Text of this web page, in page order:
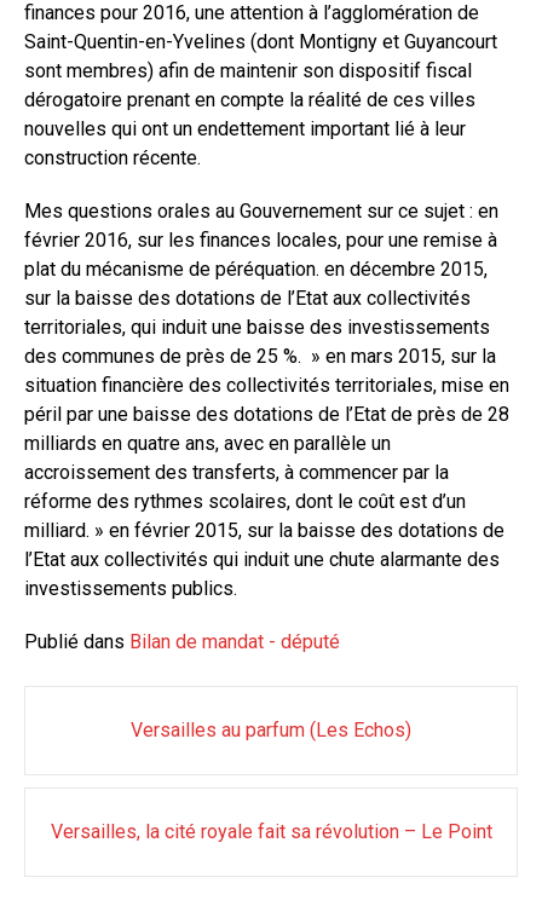
finances pour 2016, une attention à l’agglomération de
Saint-Quentin-en-Yvelines (dont Montigny et Guyancourt
sont membres) afin de maintenir son dispositif fiscal
dérogatoire prenant en compte la réalité de ces villes
nouvelles qui ont un endettement important lié à leur
construction récente.
Mes questions orales au Gouvernement sur ce sujet : en
février 2016, sur les finances locales, pour une remise à
plat du mécanisme de péréquation. en décembre 2015,
sur la baisse des dotations de l’Etat aux collectivités
territoriales, qui induit une baisse des investissements
des communes de près de 25 %. » en mars 2015, sur la
situation financière des collectivités territoriales, mise en
péril par une baisse des dotations de l’Etat de près de 28
milliards en quatre ans, avec en parallèle un
accroissement des transferts, à commencer par la
réforme des rythmes scolaires, dont le coût est d’un
milliard. » en février 2015, sur la baisse des dotations de
l’Etat aux collectivités qui induit une chute alarmante des
investissements publics.
Publié dans Bilan de mandat - député
articles
Versailles au parfum (Les Echos)
Versailles, la cité royale fait sa révolution – Le Point